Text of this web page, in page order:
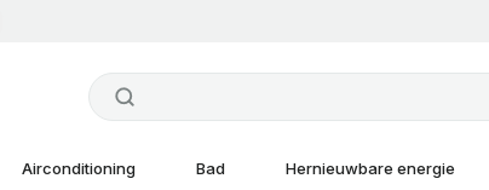
Airconditioning Bad Hernieuwbare energie